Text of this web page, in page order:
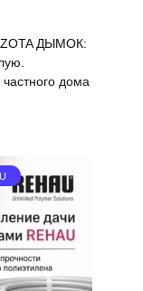
ZOTA ДЫМОК:
дома